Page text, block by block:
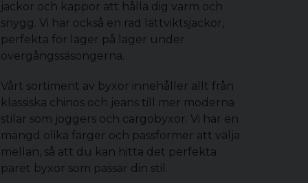
jackor och kappor att hålla dig varm och
snygg. Vi har också en rad lättviktsjackor,
perfekta för lager på lager under
övergångssäsongerna.
Vårt sortiment av byxor innehåller allt från
klassiska chinos och jeans till mer moderna
stilar som joggers och cargobyxor. Vi har en
mängd olika färger och passformer att välja
mellan, så att du kan hitta det perfekta
paret byxor som passar din stil.